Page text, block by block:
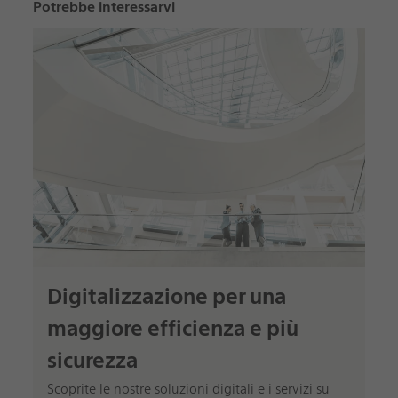
Potrebbe interessarvi
Digitalizzazione per una
maggiore efficienza e più
sicurezza
Scoprite le nostre soluzioni digitali e i servizi su